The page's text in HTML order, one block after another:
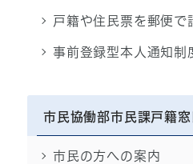
戸籍や住民票を郵便で
事前登録型本人通知制
市民協働部市民課戸籍
市民の方への案内